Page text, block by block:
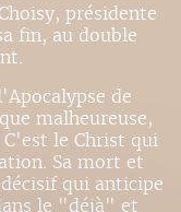
présidente
fin, au double
de
malheureuse,
le Christ qui
Sa mort et
qui anticipe
le "déjà" et